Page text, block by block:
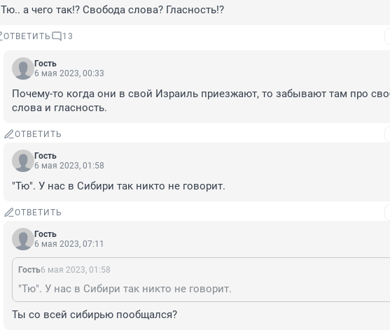
Тю.. а чего так!? Свобода слова? Гласность!?
ОТВЕТИТЬ 13
Гость
6 мая 2023, 00:33
Почему-то когда они в свой Израиль приезжают, то забывают там про
слова и гласность.
ОТВЕТИТЬ
Гость
6 мая 2023, 01:58
"Тю". У нас в Сибири так никто не говорит.
ОТВЕТИТЬ
Гость
6 мая 2023, 07:11
Гость6 мая 2023, 01:58
"Тю". У нас в Сибири так никто не говорит.
Ты со всей сибирью пообщался?